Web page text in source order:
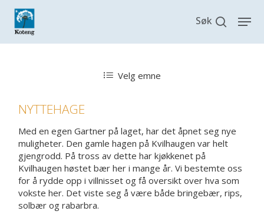
Skip
main
content
Velg emne
NYTTEHAGE
Med en egen Gartner på laget, har det åpnet seg nye
muligheter. Den gamle hagen på Kvilhaugen var helt
gjengrodd. På tross av dette har kjøkkenet på
Kvilhaugen høstet bær her i mange år. Vi bestemte oss
for å rydde opp i villnisset og få oversikt over hva som
vokste her. Det viste seg å være både bringebær, rips,
solbær og rabarbra.